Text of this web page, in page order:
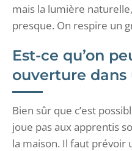
mais la lumière
presque. On respire un
Est-ce qu’on
ouverture
Bien sûr que c’est
joue pas aux apprentis
la maison. Il faut prévoir